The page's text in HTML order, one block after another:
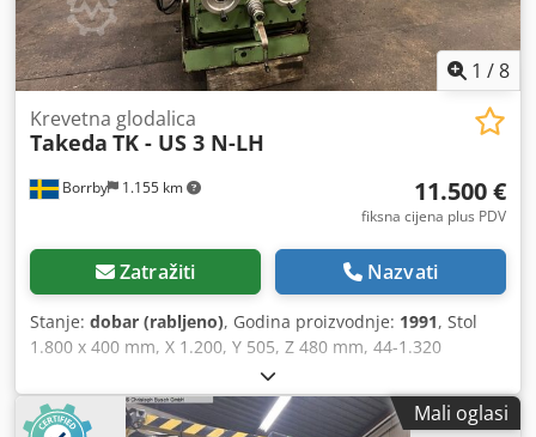
1 /8
Borrby 1.155 km
Krevetna glodalica
Takeda TK - US 3 N-LH
11.500 €
fiksna cijena plus PDV
Zatražiti Nazvati
Stanje: dobar (rabljeno), Godina proizvodnje: 1991, Stol
1.800 x 400 mm, X 1.200, Y 505, Z 480 mm, 44-1.320
okr/min, ISO 50. Digitalni prikaz položaja (DRO). Dcjdoy S T
Sqopfx Adqok
Mali oglasi